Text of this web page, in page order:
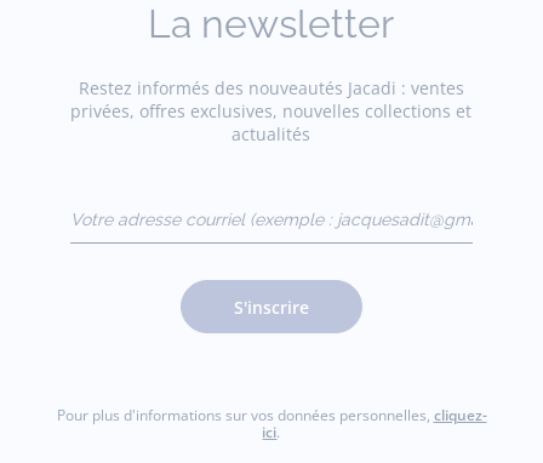
La newsletter
Restez informés des nouveautés Jacadi : ventes
privées, offres exclusives, nouvelles collections et
actualités
(exemple :
jacquesadit@gmail.com)
S'inscrire
Pour plus d'informations sur vos données personnelles, cliquez-
ici.